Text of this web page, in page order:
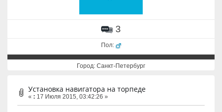
3
Пол:
Город: Санкт-Петербург
Установка навигатора на торпеде
« : 17 Июля 2015, 03:42:26 »